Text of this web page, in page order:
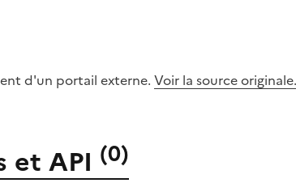
d'un portail externe. Voir la source originale.
et API (0)